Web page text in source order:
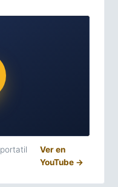
Ver en
YouTube →